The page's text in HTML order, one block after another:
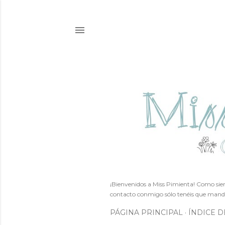
¡Bienvenidos a Miss Pimienta! Como
contacto conmigo sólo tenéis que
PÁGINA PRINCIPAL ÍNDICE